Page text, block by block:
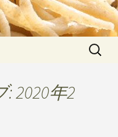
検
2020年2